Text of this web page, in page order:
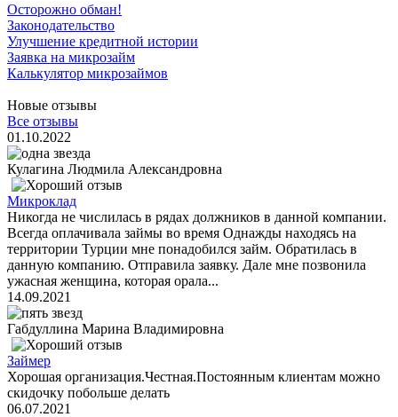
Осторожно обман!
Законодательство
Улучшение кредитной истории
Заявка на микрозайм
Калькулятор микрозаймов
Новые отзывы
Все отзывы
01.10.2022
Кулагина Людмила Александровна
Микроклад
Никогда не числилась в рядах должников в данной компании.
Всегда оплачивала займы во время Однажды находясь на
территории Турции мне понадобился займ. Обратилась в
данную компанию. Отправила заявку. Дале мне позвонила
ужасная женщина, которая орала...
14.09.2021
Габдуллина Марина Владимировна
Займер
Хорошая организация.Честная.Постоянным клиентам можно
скидочку побольше делать
06.07.2021